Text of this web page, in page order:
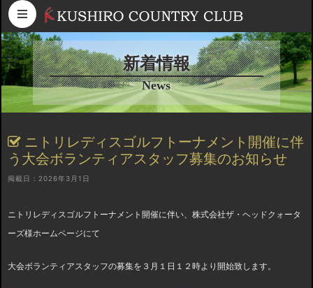
コンテンツへスキップ
新着情報
News
ニトリレディスゴルフトーナメント開催に伴
う大会ボランティアスタッフ募集のお知らせ
掲載日：2026年3月1日
ニトリレディスゴルフトーナメント開催に伴い、株式会社ザ・ヘッドクォータ
ーズ様ホームページにて
大会ボランティアスタッフの募集を３月１日１２時より開始致します。